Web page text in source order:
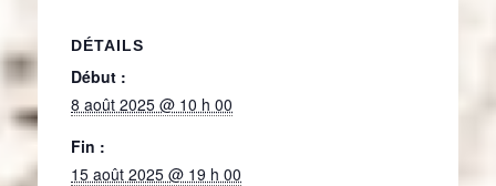
DÉTAILS
Début :
8 août 2025 @ 10 h 00
Fin :
15 août 2025 @ 19 h 00